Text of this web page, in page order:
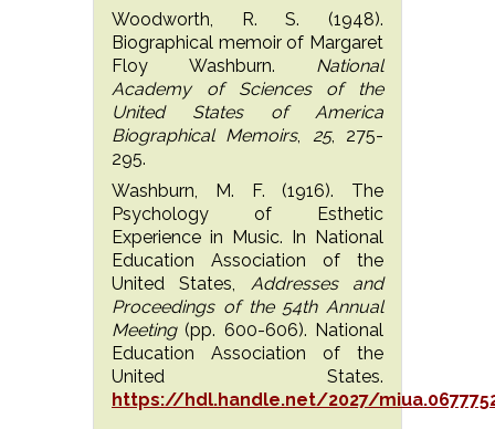
Woodworth, R. S. (1948).
Biographical memoir of Margaret
Floy Washburn. National
Academy of Sciences of the
United States of America
Biographical Memoirs, 25, 275-
295.
Washburn, M. F. (1916). The
Psychology of Esthetic
Experience in Music. In National
Education Association of the
United States, Addresses and
Proceedings of the 54th Annual
Meeting(pp. 600-606). National
Education Association of the
United States.
https://hdl.handle.net/2027/